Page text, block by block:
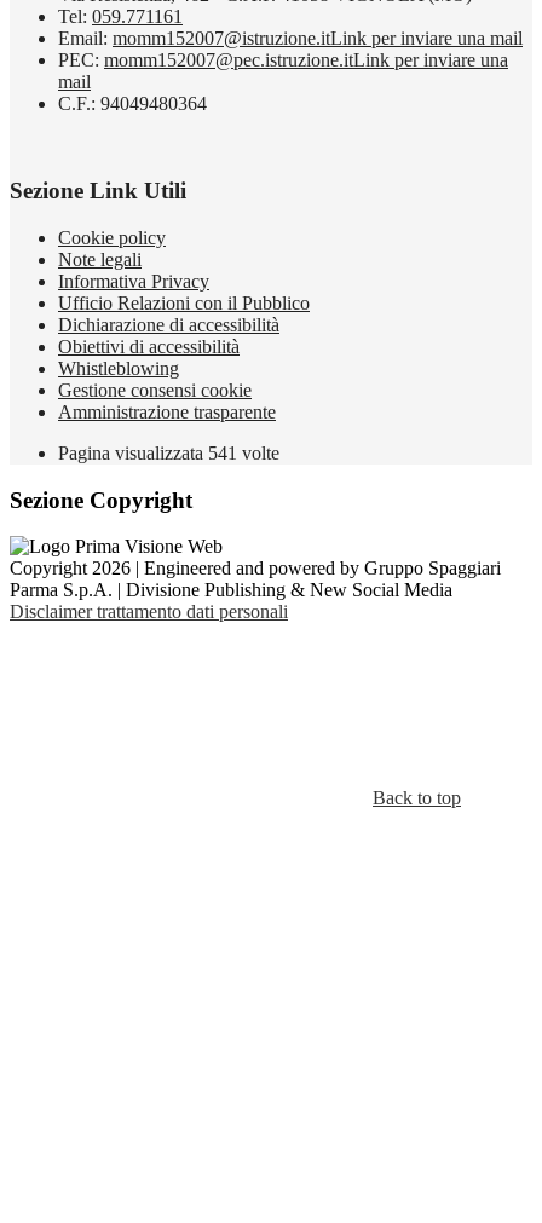
Tel: 059.771161
Email: momm152007@istruzione.itLink per inviare una mail
PEC: momm152007@pec.istruzione.itLink per inviare una
mail
C.F.: 94049480364
Sezione Link Utili
Cookie policy
Note legali
Informativa Privacy
Ufficio Relazioni con il Pubblico
Dichiarazione di accessibilità
Obiettivi di accessibilità
Whistleblowing
Gestione consensi cookie
Amministrazione trasparente
Pagina visualizzata 541 volte
Sezione Copyright
Copyright 2026 | Engineered and powered by Gruppo Spaggiari
Parma S.p.A. | Divisione Publishing & New Social Media
Disclaimer trattamento dati personali
Back to top